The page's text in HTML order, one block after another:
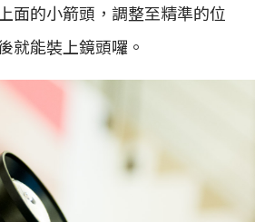
面的小箭頭，調整至精準的位
就能裝上鏡頭囉。